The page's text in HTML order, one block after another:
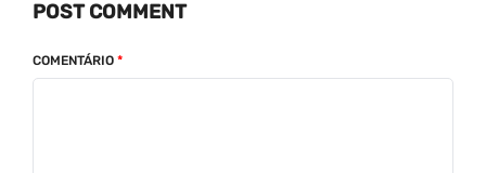
POST COMMENT
COMENTÁRIO *